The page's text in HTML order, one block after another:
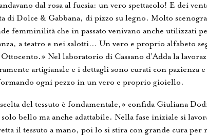
dal rosa al fucsia: un vero spettacolo! E dei
di Dolce & Gabbana, di pizzo su legno. Molto
femminilità che in passato venivano anche utilizzati
a teatro e nei salotti… Un vero e proprio alfabeto
Nel laboratorio di Cassano d’Adda la
artigianale e i dettagli sono curati con pazienza
ogni pezzo in un vero e proprio gioiello.
del tessuto è fondamentale,» confida Giuliana
bello ma anche adattabile. Nella fase iniziale si
il tessuto a mano, poi lo si stira con grande cura